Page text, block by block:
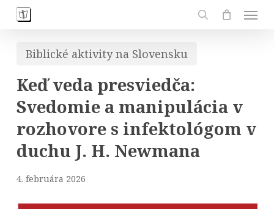
Skip
contentBiblické aktivity na Slovensku
Keď veda presviedča:
Svedomie a manipulácia v
rozhovore s infektológom v
duchu J. H. Newmana
4. februára 2026